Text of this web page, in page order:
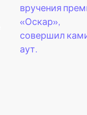
вручения
«Оскар»,
совершил
аут.